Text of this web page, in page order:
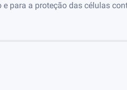
para a proteção das células